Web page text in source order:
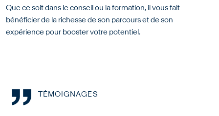
Que ce soit dans le conseil ou la formation, il vous fait
bénéficier de la richesse de son parcours et de son
expérience pour booster votre potentiel.
TÉMOIGNAGES